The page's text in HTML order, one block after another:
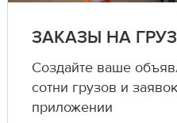
ЗАКАЗЫ НА
Создайте ваше
сотни грузов и
приложении